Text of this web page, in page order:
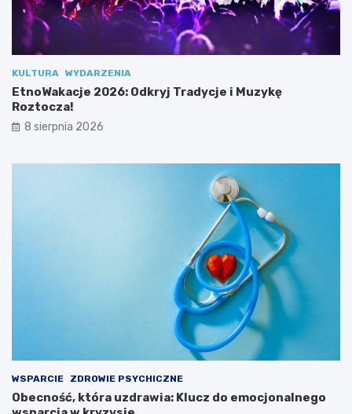
KULTURA WYDARZENIA
EtnoWakacje 2026: Odkryj Tradycje i Muzykę
Roztocza!
8 sierpnia 2026
WSPARCIE ZDROWIE PSYCHICZNE
Obecność, która uzdrawia: Klucz do emocjonalnego